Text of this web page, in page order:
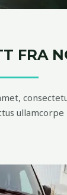
FRA
ullamcorpe